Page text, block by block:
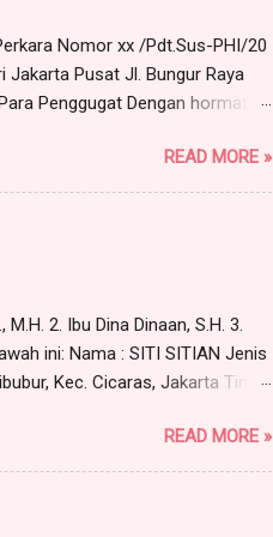
Nomor xx /Pdt.Sus-PHI/20
Jakarta Pusat Jl. Bungur Raya
Penggugat Dengan hormat,
No. 119 A, Munjul, Cipayung,
(157 orang) , dengan ini
Jkt.Pst , sebagai berikut:
perkara a quo adalah
READ MORE »
2. Ibu Dina Dinaan, S.H. 3.
ini: Nama : SITI SITIAN Jenis
Kec. Cicaras, Jakarta Timur
Para Advokat, berkantor
Dengan saya cabut kuasa/surat
kuasa tersebut tidak dapat
S.H., dan Bapa...
READ MORE »